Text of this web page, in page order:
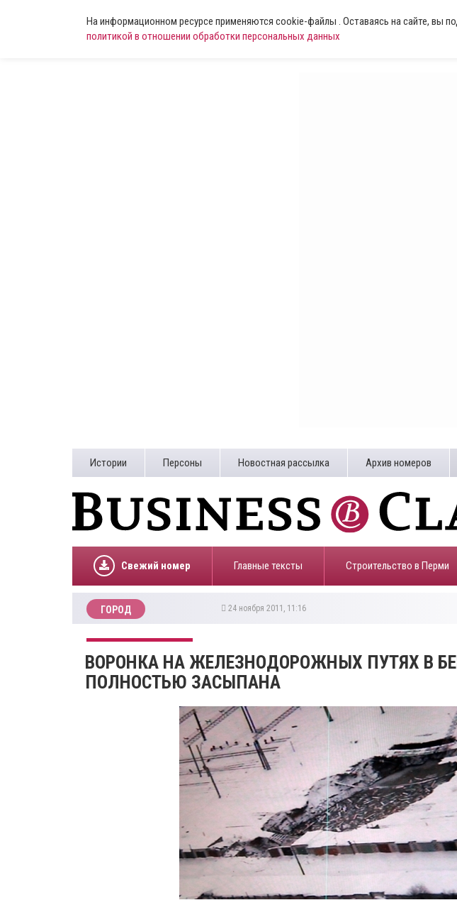
На информационном ресурсе применяются cookie-файлы . Оставаясь на сайте, вы
политикой в отношении обработки персональных данных
Истории Персоны Новостная рассылка Архив номеров
Свежий номер Главные тексты Строительство в Перми
ГОРОД 24 ноября 2011, 11:16
ВОРОНКА НА ЖЕЛЕЗНОДОРОЖНЫХ ПУТЯХ В
ПОЛНОСТЬЮ ЗАСЫПАНА